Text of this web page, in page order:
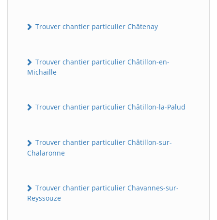
Trouver chantier particulier Châtenay
Trouver chantier particulier Châtillon-en-
Michaille
Trouver chantier particulier Châtillon-la-Palud
Trouver chantier particulier Châtillon-sur-
Chalaronne
Trouver chantier particulier Chavannes-sur-
Reyssouze